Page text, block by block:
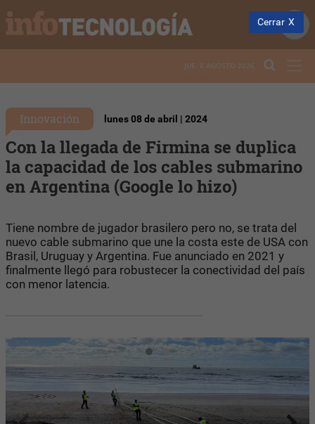
JUE. 6 AGOSTO 2026
Innovación lunes 08 de abril | 2024
Con la llegada de Firmina se duplica
la capacidad de los cables submarino
en Argentina (Google lo hizo)
Tiene nombre de jugador brasilero pero no, se trata del
nuevo cable submarino que une la costa este de USA con
Brasil, Uruguay y Argentina. Fue anunciado en 2021 y
finalmente llegó para robustecer la conectividad del país
con menor latencia.
Cerrar